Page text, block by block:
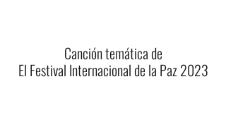
Canción temática de
El Festival Internacional de la Paz 2023